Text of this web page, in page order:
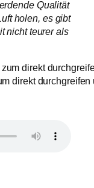
Qualität
holen, es gibt
nicht teurer als
direkt